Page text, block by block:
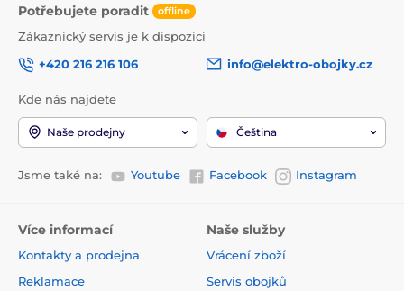
Potřebujete poradit offline
Zákaznický servis je k dispozici
+420 216 216 106
info@elektro-obojky.cz
Kde nás najdete
Naše prodejny Čeština
Jsme také na: Youtube Facebook Instagram
Více informací
Kontakty a prodejna
Reklamace
Naše služby
Vrácení zboží
Servis obojků